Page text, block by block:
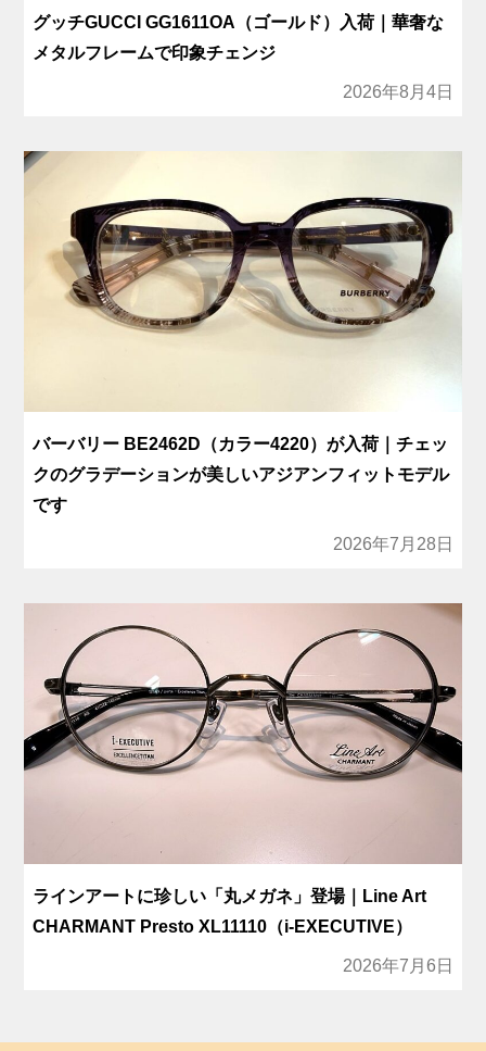
グッチGUCCI GG1611OA（ゴールド）入荷｜華奢な
メタルフレームで印象チェンジ
2026年8月4日
バーバリー BE2462D（カラー4220）が入荷｜チェッ
クのグラデーションが美しいアジアンフィットモデル
です
2026年7月28日
ラインアートに珍しい「丸メガネ」登場｜Line Art
CHARMANT Presto XL11110（i-EXECUTIVE）
2026年7月6日